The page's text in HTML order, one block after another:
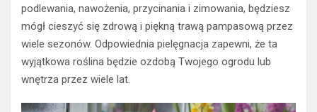
podlewania, nawożenia, przycinania i zimowania, będziesz
mógł cieszyć się zdrową i piękną trawą pampasową przez
wiele sezonów. Odpowiednia pielęgnacja zapewni, że ta
wyjątkowa roślina będzie ozdobą Twojego ogrodu lub
wnętrza przez wiele lat.